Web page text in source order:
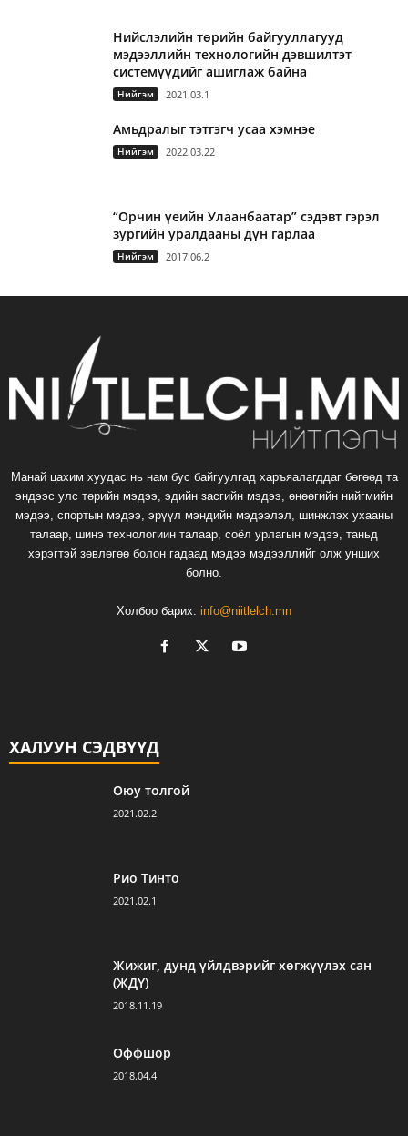
Нийслэлийн төрийн байгууллагууд
мэдээллийн технологийн дэвшилтэт
системүүдийг ашиглаж байна
Нийгэм 2021.03.1
Амьдралыг тэтгэгч усаа хэмнэе
Нийгэм 2022.03.22
“Орчин үеийн Улаанбаатар” сэдэвт гэрэл
зургийн уралдааны дүн гарлаа
Нийгэм 2017.06.2
Манай цахим хуудас нь нам бус байгуулгад харъяалагддаг бөгөөд та
эндээс улс төрийн мэдээ, эдийн засгийн мэдээ, өнөөгийн нийгмийн
мэдээ, спортын мэдээ, эрүүл мэндийн мэдээлэл, шинжлэх ухааны
талаар, шинэ технологиин талаар, соёл урлагын мэдээ, таньд
хэрэгтэй зөвлөгөө болон гадаад мэдээ мэдээллийг олж унших
болно.
Холбоо барих: info@niitlelch.mn
ХАЛУУН СЭДВҮҮД
Оюу толгой
2021.02.2
Рио Тинто
2021.02.1
Жижиг, дунд үйлдвэрийг хөгжүүлэх сан
(ЖДҮ)
2018.11.19
Оффшор
2018.04.4